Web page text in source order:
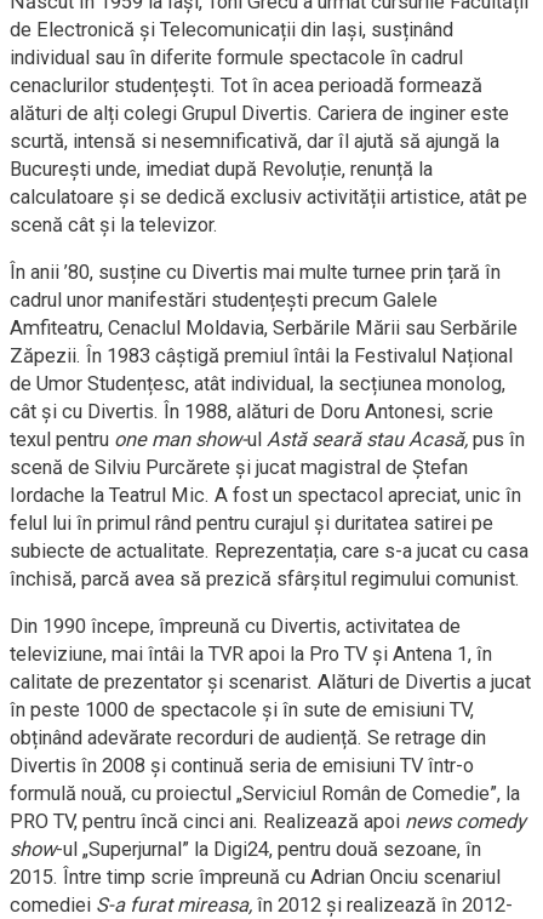
de Electronică și Telecomunicații din Iași, susținând
individual sau în diferite formule spectacole în cadrul
cenaclurilor studențești. Tot în acea perioadă formează
alături de alți colegi Grupul Divertis. Cariera de inginer este
scurtă, intensă si nesemnificativă, dar îl ajută să ajungă la
București unde, imediat după Revoluție, renunță la
calculatoare și se dedică exclusiv activității artistice, atât pe
scenă cât și la televizor.
În anii ’80, susține cu Divertis mai multe turnee prin țară în
cadrul unor manifestări studențești precum Galele
Amfiteatru, Cenaclul Moldavia, Serbările Mării sau Serbările
Zăpezii. În 1983 câștigă premiul întâi la Festivalul Național
de Umor Studențesc, atât individual, la secțiunea monolog,
cât și cu Divertis. În 1988, alături de Doru Antonesi, scrie
texul pentru one man show-ul Astă seară stau Acasă, pus în
scenă de Silviu Purcărete și jucat magistral de Ștefan
Iordache la Teatrul Mic. A fost un spectacol apreciat, unic în
felul lui în primul rând pentru curajul și duritatea satirei pe
subiecte de actualitate. Reprezentația, care s-a jucat cu casa
închisă, parcă avea să prezică sfârșitul regimului comunist.
Din 1990 începe, împreună cu Divertis, activitatea de
televiziune, mai întâi la TVR apoi la Pro TV și Antena 1, în
calitate de prezentator și scenarist. Alături de Divertis a jucat
în peste 1000 de spectacole și în sute de emisiuni TV,
obținând adevărate recorduri de audiență. Se retrage din
Divertis în 2008 și continuă seria de emisiuni TV într-o
formulă nouă, cu proiectul „Serviciul Român de Comedie”, la
PRO TV, pentru încă cinci ani. Realizează apoi news comedy
show-ul „Superjurnal” la Digi24, pentru două sezoane, în
2015. Între timp scrie împreună cu Adrian Onciu scenariul
comediei S-a furat mireasa, în 2012 și realizează în 2012-